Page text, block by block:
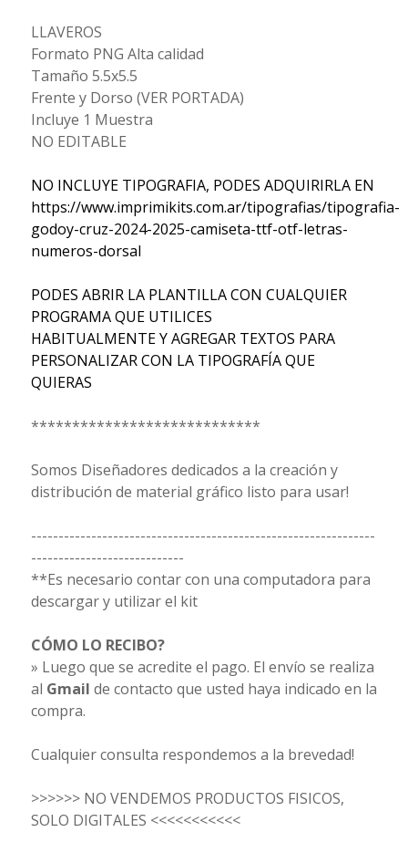
LLAVEROS
Formato PNG Alta calidad
Tamaño 5.5x5.5
Frente y Dorso (VER PORTADA)
Incluye 1 Muestra
NO EDITABLE
NO INCLUYE TIPOGRAFIA, PODES ADQUIRIRLA EN
https://www.imprimikits.com.ar/tipografias/tipografia-
godoy-cruz-2024-2025-camiseta-ttf-otf-letras-
numeros-dorsal
PODES ABRIR LA PLANTILLA CON CUALQUIER
PROGRAMA QUE UTILICES
HABITUALMENTE Y AGREGAR TEXTOS PARA
PERSONALIZAR CON LA TIPOGRAFÍA QUE
QUIERAS
****************************
Somos Diseñadores dedicados a la creación y
distribución de material gráfico listo para usar!
---------------------------------------------------------------
----------------------------
**Es necesario contar con una computadora para
descargar y utilizar el kit
CÓMO LO RECIBO?
» Luego que se acredite el pago. El envío se realiza
al Gmail de contacto que usted haya indicado en la
compra.
Cualquier consulta respondemos a la brevedad!
>>>>>> NO VENDEMOS PRODUCTOS FISICOS,
SOLO DIGITALES <<<<<<<<<<<